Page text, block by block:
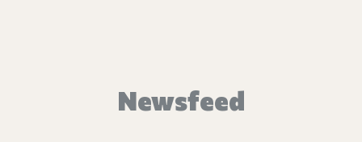
Newsfeed